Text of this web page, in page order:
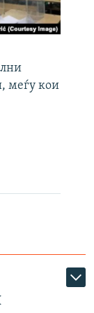
меѓу кои